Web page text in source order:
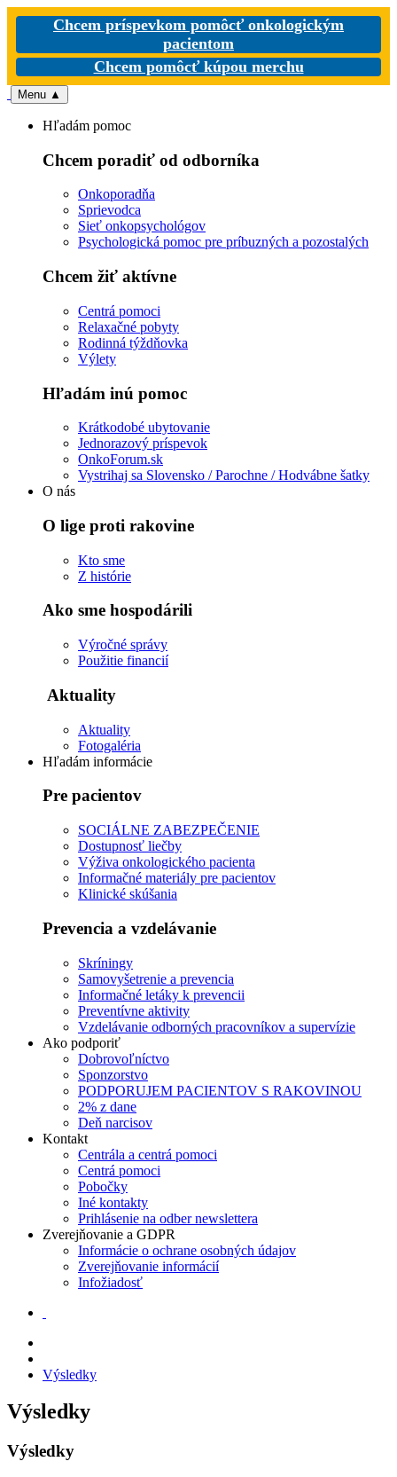
Chcem príspevkom pomôcť onkologickým
pacientom
Chcem pomôcť kúpou merchu
Menu ▲
Hľadám pomoc
Chcem poradiť od odborníka
Onkoporadňa
Sprievodca
Sieť onkopsychológov
Psychologická pomoc pre príbuzných a pozostalých
Chcem žiť aktívne
Centrá pomoci
Relaxačné pobyty
Rodinná týždňovka
Výlety
Hľadám inú pomoc
Krátkodobé ubytovanie
Jednorazový príspevok
OnkoForum.sk
Vystrihaj sa Slovensko / Parochne / Hodvábne šatky
O nás
O lige proti rakovine
Kto sme
Z histórie
Ako sme hospodárili
Výročné správy
Použitie financií
Aktuality
Aktuality
Fotogaléria
Hľadám informácie
Pre pacientov
SOCIÁLNE ZABEZPEČENIE
Dostupnosť liečby
Výživa onkologického pacienta
Informačné materiály pre pacientov
Klinické skúšania
Prevencia a vzdelávanie
Skríningy
Samovyšetrenie a prevencia
Informačné letáky k prevencii
Preventívne aktivity
Vzdelávanie odborných pracovníkov a supervízie
Ako podporiť
Dobrovoľníctvo
Sponzorstvo
PODPORUJEM PACIENTOV S RAKOVINOU
2% z dane
Deň narcisov
Kontakt
Centrála a centrá pomoci
Centrá pomoci
Pobočky
Iné kontakty
Prihlásenie na odber newslettera
Zverejňovanie a GDPR
Informácie o ochrane osobných údajov
Zverejňovanie informácií
Infožiadosť
Výsledky
Výsledky
Výsledky